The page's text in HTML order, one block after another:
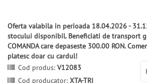
Oferta valabila in perioada 18.04.2026 -
stocului disponibil. Beneficiati de transport
COMANDA care depaseste 300.00 RON.
platesc doar cu cardul!
Cod produs: V12083
Cod producator: XTA-TRI